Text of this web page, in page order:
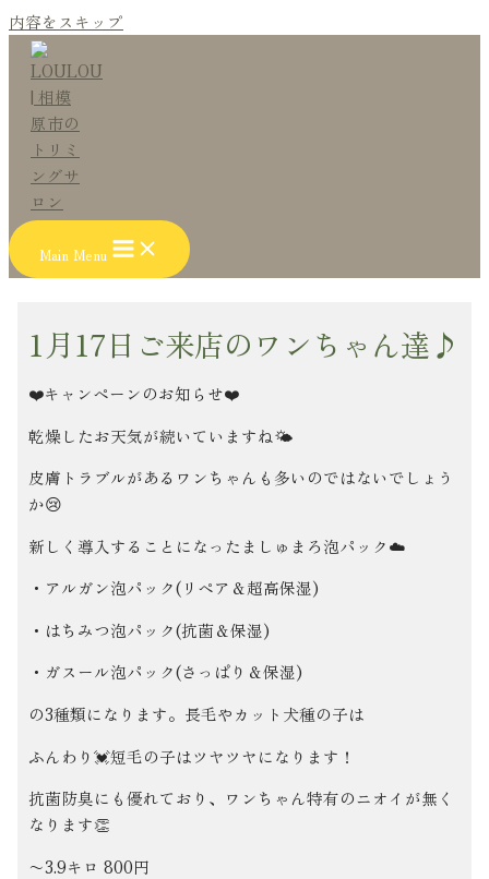
内容をスキップ
Main Menu
1月17日ご来店のワンちゃん達♪
❤️キャンペーンのお知らせ❤️
乾燥したお天気が続いていますね🌤
皮膚トラブルがあるワンちゃんも多いのではないでしょう
か😢
新しく導入することになったましゅまろ泡パック☁️
・アルガン泡パック(リペア＆超高保湿)
・はちみつ泡パック(抗菌＆保湿)
・ガスール泡パック(さっぱり＆保湿)
の3種類になります。長毛やカット犬種の子は
ふんわり💓短毛の子はツヤツヤになります！
抗菌防臭にも優れており、ワンちゃん特有のニオイが無く
なります👏
〜3.9キロ 800円